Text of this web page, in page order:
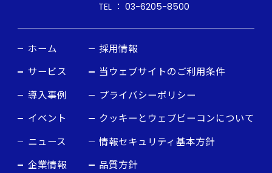
TEL ： 03-6205-8500
ホーム
サービス
導入事例
イベント
ニュース
企業情報
採用情報
当ウェブサイトのご利用条件
プライバシーポリシー
クッキーとウェブビーコンについて
情報セキュリティ基本方針
品質方針